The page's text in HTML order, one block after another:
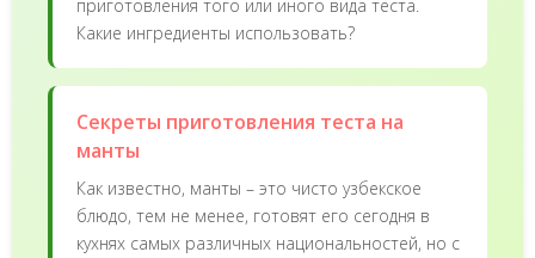
приготовления того или иного вида теста.
Какие ингредиенты использовать?
Секреты приготовления теста на
манты
Как известно, манты – это чисто узбекское
блюдо, тем не менее, готовят его сегодня в
кухнях самых различных национальностей, но с